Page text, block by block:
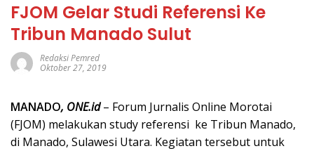
FJOM Gelar Studi Referensi Ke
Tribun Manado Sulut
Redaksi Pemred
Oktober 27, 2019
MANADO, ONE.id– Forum Jurnalis Online Morotai
(FJOM) melakukan study referensi ke Tribun Manado,
di Manado, Sulawesi Utara. Kegiatan tersebut untuk